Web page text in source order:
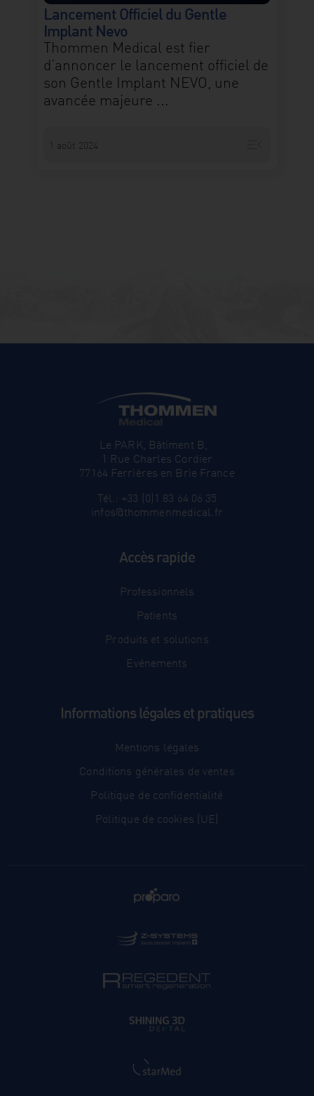
Lancement Officiel du Gentle
Implant Nevo
Thommen Medical est fier
d’annoncer le lancement officiel de
son Gentle Implant NEVO, une
avancée majeure ...
1 août 2024
Le PARK, Bâtiment B,
1 Rue Charles Cordier
77164 Ferrières en Brie France
Tél.: +33 (0)1 83 64 06 35
infos@thommenmedical.fr
Accès rapide
Professionnels
Patients
Produits et solutions
Evénements
Informations légales et pratiques
Mentions légales
Conditions générales de ventes
Politique de confidentialité
Politique de cookies (UE)